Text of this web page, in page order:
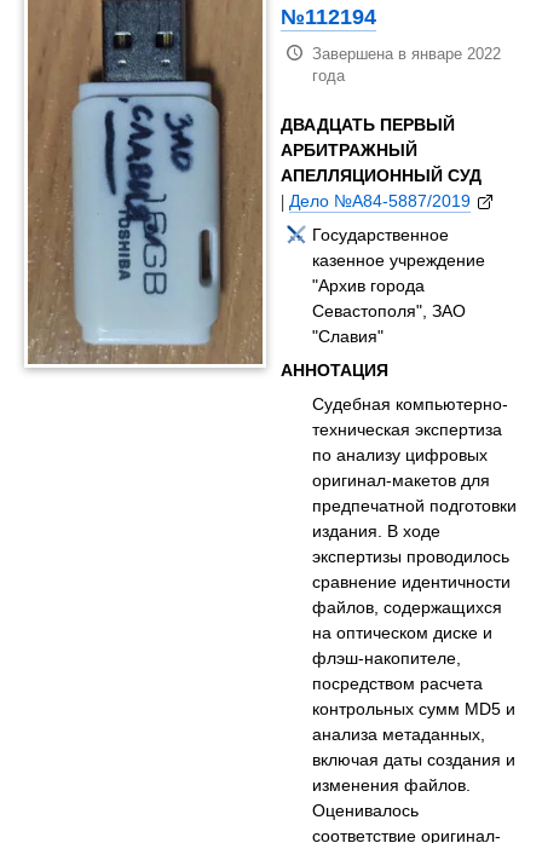
№112194
Завершена в январе 2022
года
ДВАДЦАТЬ ПЕРВЫЙ
АРБИТРАЖНЫЙ
АПЕЛЛЯЦИОННЫЙ СУД
|Дело №А84-5887/2019
Государственное
казенное учреждение
"Архив города
Севастополя", ЗАО
"Славия"
АННОТАЦИЯ
Судебная компьютерно-
техническая экспертиза
по анализу цифровых
оригинал-макетов для
предпечатной подготовки
издания. В ходе
экспертизы проводилось
сравнение идентичности
файлов, содержащихся
на оптическом диске и
флэш-накопителе,
посредством расчета
контрольных сумм MD5 и
анализа метаданных,
включая даты создания и
изменения файлов.
Оценивалось
соответствие оригинал-